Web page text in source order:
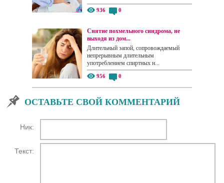
936 0
Снятие похмельного синдрома, не
выходя из дом...
Длительный запой, сопровождаемый
непрерывным длительным
употреблением спиртных н...
956 0
ОСТАВЬТЕ СВОЙ КОММЕНТАРИЙ
Ник:
Текст: